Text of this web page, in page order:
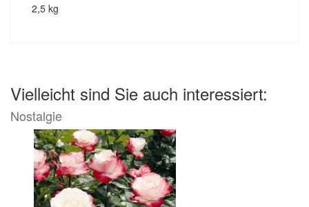
2,5 kg
Vielleicht sind Sie auch interessiert:
Nostalgie